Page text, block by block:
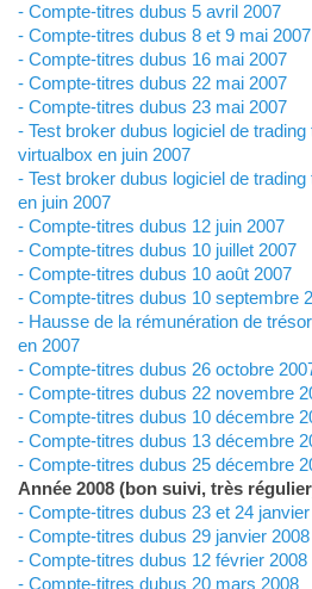
- Compte-titres dubus 5 avril 2007
- Compte-titres dubus 8 et 9 mai 2007
- Compte-titres dubus 16 mai 2007
- Compte-titres dubus 22 mai 2007
- Compte-titres dubus 23 mai 2007
- Test broker dubus logiciel de
virtualbox en juin 2007
- Test broker dubus logiciel de
en juin 2007
- Compte-titres dubus 12 juin 2007
- Compte-titres dubus 10 juillet 2007
- Compte-titres dubus 10 août 2007
- Compte-titres dubus 10 septembre
- Hausse de la rémunération de
en 2007
- Compte-titres dubus 26 octobre
- Compte-titres dubus 22 novembre
- Compte-titres dubus 10 décembre
- Compte-titres dubus 13 décembre
- Compte-titres dubus 25 décembre
Année 2008 (bon suivi, très
- Compte-titres dubus 23 et 24
- Compte-titres dubus 29 janvier 2008
- Compte-titres dubus 12 février 2008
- Compte-titres dubus 20 mars 2008